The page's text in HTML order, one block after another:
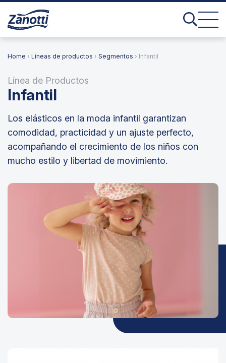
Home › Líneas de productos › Segmentos › Infantil
Línea de Productos
Infantil
Los elásticos en la moda infantil garantizan
comodidad, practicidad y un ajuste perfecto,
acompañando el crecimiento de los niños con
mucho estilo y libertad de movimiento.